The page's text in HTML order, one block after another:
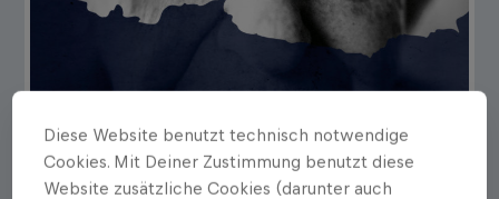
Diese Website benutzt technisch notwendige
Cookies. Mit Deiner Zustimmung benutzt diese
Website zusätzliche Cookies (darunter auch